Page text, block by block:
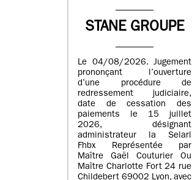
STANE GROUPE
Le 04/08/2026. Jugement
prononçant l’ouverture
d’une procédure de
redressement judiciaire,
date de cessation des
paiements le 15 juillet
2026, désignant
administrateur la Selarl
Fhbx Représentée par
Maître Gaël Couturier Ou
Maître Charlotte Fort 24 rue
Childebert 69002 Lyon, avec